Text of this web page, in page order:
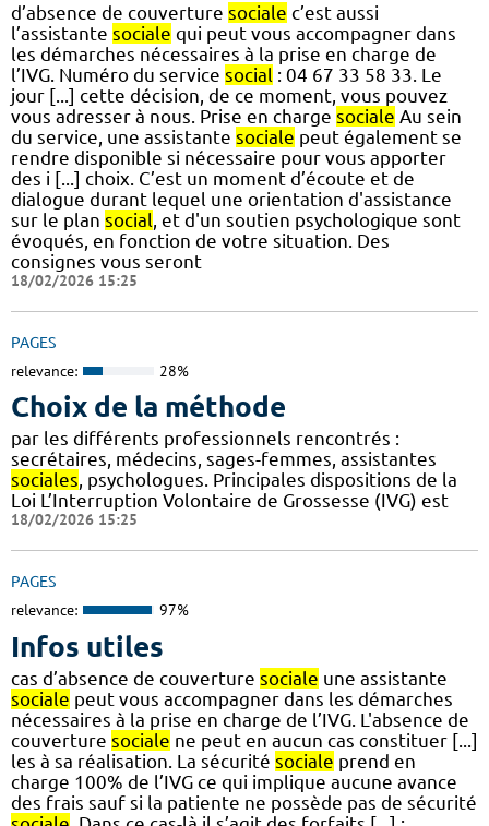
d’absence de couverture sociale c’est aussi
l’assistante sociale qui peut vous accompagner dans
les démarches nécessaires à la prise en charge de
l’IVG. Numéro du service social : 04 67 33 58 33. Le
jour [...] cette décision, de ce moment, vous pouvez
vous adresser à nous. Prise en charge sociale Au sein
du service, une assistante sociale peut également se
rendre disponible si nécessaire pour vous apporter
des i [...] choix. C’est un moment d’écoute et de
dialogue durant lequel une orientation d'assistance
sur le plan social , et d'un soutien psychologique sont
évoqués, en fonction de votre situation. Des
consignes vous seront
18/02/2026 15:25
PAGES
relevance: 28%
Choix de la méthode
par les différents professionnels rencontrés :
secrétaires, médecins, sages-femmes, assistantes
sociales, psychologues. Principales dispositions de la
Loi L’Interruption Volontaire de Grossesse (IVG) est
18/02/2026 15:25
PAGES
relevance: 97%
Infos utiles
cas d’absence de couverture sociale une assistante
sociale peut vous accompagner dans les démarches
nécessaires à la prise en charge de l’IVG. L'absence de
couverture sociale ne peut en aucun cas constituer [...]
les à sa réalisation. La sécurité sociale prend en
charge 100% de l’IVG ce qui implique aucune avance
des frais sauf si la patiente ne possède pas de sécurité